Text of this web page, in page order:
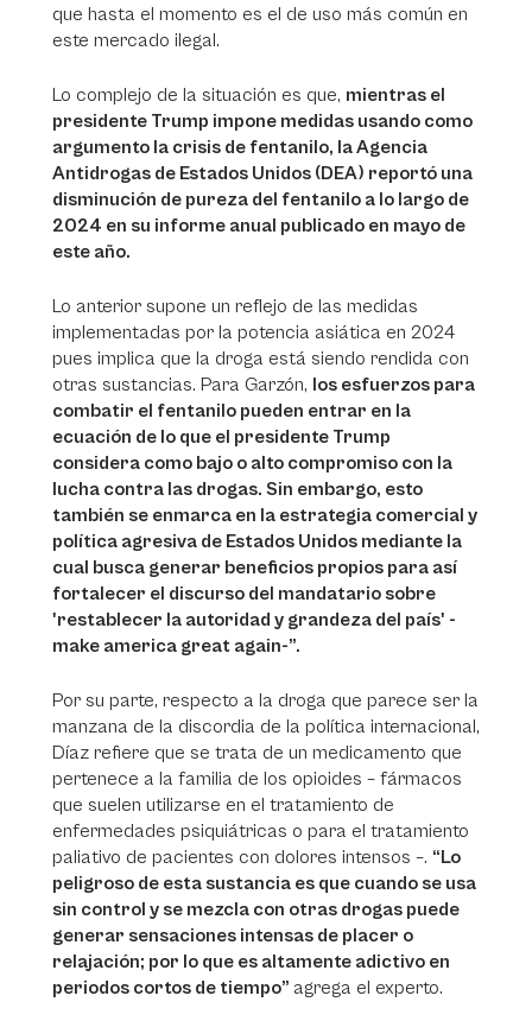
que hasta el momento es el de uso más común en
este mercado ilegal.
Lo complejo de la situación es que, mientras el
presidente Trump impone medidas usando como
argumento la crisis de fentanilo, la Agencia
Antidrogas de Estados Unidos (DEA) reportó una
disminución de pureza del fentanilo a lo largo de
2024 en su informe anual publicado en mayo de
este año.
Lo anterior supone un reflejo de las medidas
implementadas por la potencia asiática en 2024
pues implica que la droga está siendo rendida con
otras sustancias. Para Garzón, los esfuerzos para
combatir el fentanilo pueden entrar en la
ecuación de lo que el presidente Trump
considera como bajo o alto compromiso con la
lucha contra las drogas. Sin embargo, esto
también se enmarca en la estrategia comercial y
política agresiva de Estados Unidos mediante la
cual busca generar beneficios propios para así
fortalecer el discurso del mandatario sobre
'restablecer la autoridad y grandeza del país' -
make america great again-”.
Por su parte, respecto a la droga que parece ser la
manzana de la discordia de la política internacional,
Díaz refiere que se trata de un medicamento que
pertenece a la familia de los opioides – fármacos
que suelen utilizarse en el tratamiento de
enfermedades psiquiátricas o para el tratamiento
paliativo de pacientes con dolores intensos –. “Lo
peligroso de esta sustancia es que cuando se usa
sin control y se mezcla con otras drogas puede
generar sensaciones intensas de placer o
relajación; por lo que es altamente adictivo en
periodos cortos de tiempo” agrega el experto.